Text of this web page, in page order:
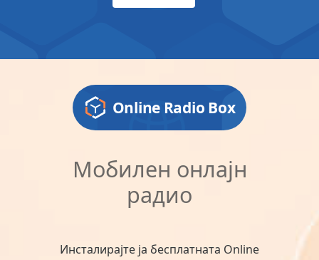
Online Radio Box
Мобилен онлајн
радио
Инсталирајте ја бесплатната Online